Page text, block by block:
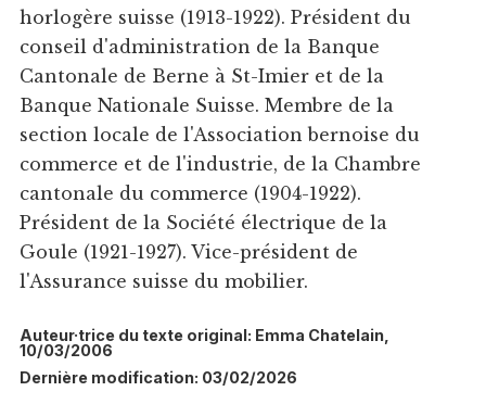
horlogère suisse (1913-1922). Président du
conseil d'administration de la Banque
Cantonale de Berne à St-Imier et de la
Banque Nationale Suisse. Membre de la
section locale de l'Association bernoise du
commerce et de l'industrie, de la Chambre
cantonale du commerce (1904-1922).
Président de la Société électrique de la
Goule (1921-1927). Vice-président de
l'Assurance suisse du mobilier.
Auteur·trice du texte original: Emma Chatelain,
10/03/2006
Dernière modification: 03/02/2026